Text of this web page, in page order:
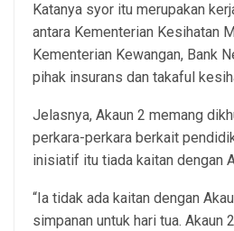
Katanya syor itu merupakan
antara Kementerian Kesihatan
Kementerian Kewangan, Bank
pihak insurans dan takaful
Jelasnya, Akaun 2 memang
perkara-perkara berkait
inisiatif itu tiada kaitan dengan
“Ia tidak ada kaitan dengan
simpanan untuk hari tua. Akaun